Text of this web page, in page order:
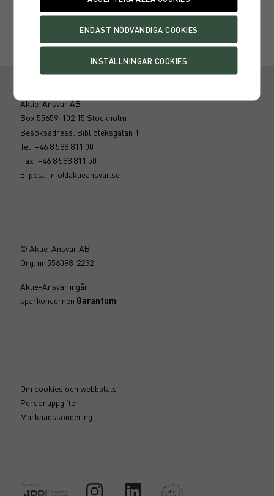
Peder Du Rietz
Ansvarig förvaltare Aktie-Ansvar Saxxum Aktiv
Aktie-Ansvar AB
Box 55659, 102 15 Stockholm
Besöksadress: Biblioteksgatan 1
Tel: +46 8 588 811 00
Fax: +46 8 588 811 50
E-post: info@aktieansvar.se
© Aktie-Ansvar AB
Org. nr 556098-2232
Aktie-Ansvar ingår i
sparkoncernen Garantum
Om cookies och webbplats
Personuppgifter
Marknadssondering